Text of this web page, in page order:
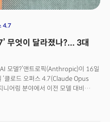
4.7
무엇이 달라졌나?... 3대
모델?’앤트로픽(Anthropic)이 16일
‘클로드 오퍼스 4.7(Claude Opus
니어링 분야에서 이전 모델 대비
력도 대폭 향상됐다. 지시 이행 능력,